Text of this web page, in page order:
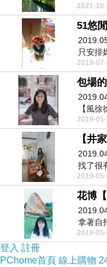
2021-
只安排
2019-
包場
【風
人...
2019-
【井
找了很
生活...
2019-
花博
拿著
人...
2019-
登入 註冊
PChome首頁 線上購物